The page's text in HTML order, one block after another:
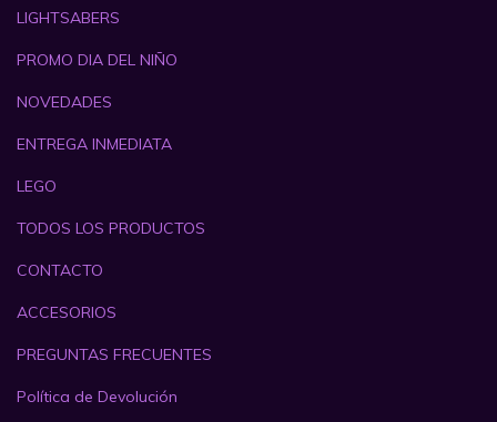
LIGHTSABERS
PROMO DIA DEL NIÑO
NOVEDADES
ENTREGA INMEDIATA
LEGO
TODOS LOS PRODUCTOS
CONTACTO
ACCESORIOS
PREGUNTAS FRECUENTES
Política de Devolución